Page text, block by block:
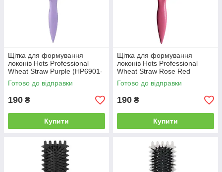
Щітка для формування
локонів Hots Professional
Wheat Straw Purple (HP6901-
PLE)
Готово до відправки
190 ₴
Купити
Щітка для формування
локонів Hots Professional
Wheat Straw Rose Red
(HP6901-RR)
Готово до відправки
190 ₴
Купити